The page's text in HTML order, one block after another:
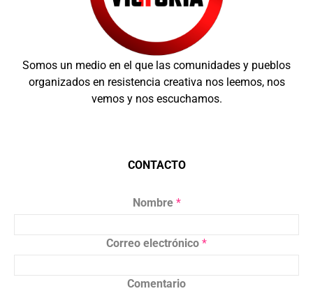
Somos un medio en el que las comunidades y pueblos
organizados en resistencia creativa nos leemos, nos
vemos y nos escuchamos.
CONTACTO
Nombre *
Correo electrónico *
Comentario